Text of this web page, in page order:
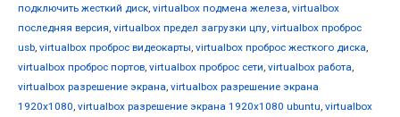
подключить жесткий диск, virtualbox подмена железа, virtualbox
последняя версия, virtualbox предел загрузки цпу, virtualbox проброс
usb, virtualbox проброс видеокарты, virtualbox проброс жесткого диска,
virtualbox проброс портов, virtualbox проброс сети, virtualbox работа,
virtualbox разрешение экрана, virtualbox разрешение экрана
1920x1080, virtualbox разрешение экрана 1920x1080 ubuntu, virtualbox